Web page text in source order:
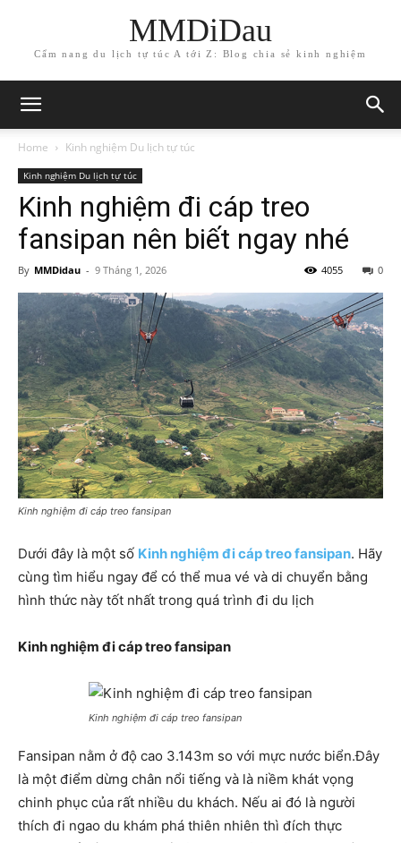
MMDiDau
Cẩm nang du lịch tự túc A tới Z: Blog chia sẻ kinh nghiệm
Home Kinh nghiệm Du lịch tự túc
Kinh nghiệm Du lịch tự túc
Kinh nghiệm đi cáp treo
fansipan nên biết ngay nhé
By MMDidau - 9 Tháng 1, 2026 0
4055
Kinh nghiệm đi cáp treo fansipan
Dưới đây là một số Kinh nghiệm đi cáp treo fansipan. Hãy
cùng tìm hiểu ngay để có thể mua vé và di chuyển bằng
hình thức này tốt nhất trong quá trình đi du lịch
Kinh nghiệm đi cáp treo fansipan
Kinh nghiệm đi cáp treo fansipan
Fansipan nằm ở độ cao 3.143m so với mực nước biển.Đây
là một điểm dừng chân nổi tiếng và là niềm khát vọng
chinh phục của rất nhiều du khách. Nếu ai đó là người
thích đi ngao du khám phá thiên nhiên thì đích thực